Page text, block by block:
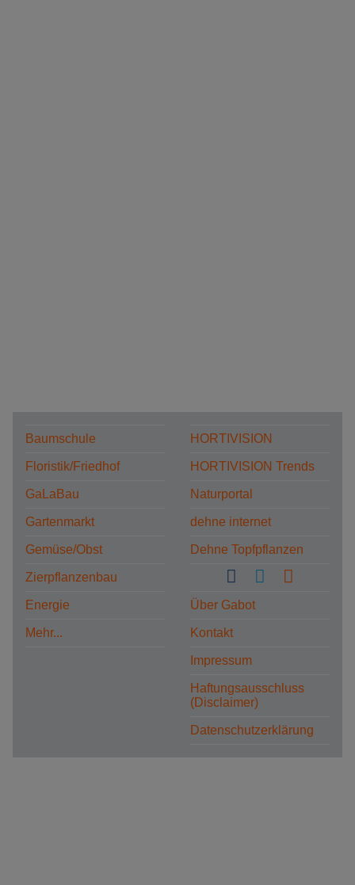
Baumschule
Floristik/Friedhof
GaLaBau
Gartenmarkt
Gemüse/Obst
Zierpflanzenbau
Energie
Mehr...
HORTIVISION
HORTIVISION Trends
Naturportal
dehne internet
Dehne Topfpflanzen
Über Gabot
Kontakt
Impressum
Haftungsausschluss
(Disclaimer)
Datenschutzerklärung